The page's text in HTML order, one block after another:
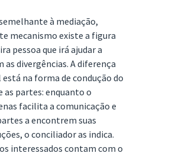
à mediação,
mecanismo existe a figura
pessoa que irá ajudar a
divergências. A diferença
na forma de condução do
partes: enquanto o
facilita a comunicação e
a encontrem suas
o conciliador as indica.
interessados contam com o